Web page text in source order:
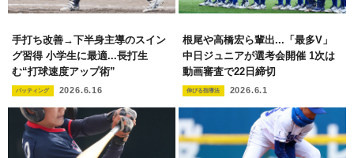
手打ち改善→下半身主導のスイン
グ習得 小学生に最適...長打生
む“打球速度アップ術”
バッティング 2026.6.16
根尾や高橋宏ら輩出...「最多V」
中日ジュニアが選考会開催 1次は
動画審査で22日締切
伸びる指導法 2026.6.1